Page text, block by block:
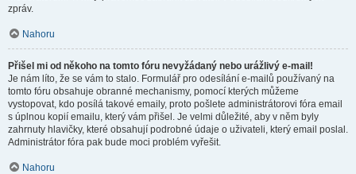
zpráv.
Nahoru
Přišel mi od někoho na tomto fóru nevyžádaný nebo urážlivý e-mail!
Je nám líto, že se vám to stalo. Formulář pro odesílání e-mailů používaný na
tomto fóru obsahuje obranné mechanismy, pomocí kterých můžeme
vystopovat, kdo posílá takové emaily, proto pošlete administrátorovi fóra email
s úplnou kopií emailu, který vám přišel. Je velmi důležité, aby v něm byly
zahrnuty hlavičky, které obsahují podrobné údaje o uživateli, který email poslal.
Administrátor fóra pak bude moci problém vyřešit.
Nahoru